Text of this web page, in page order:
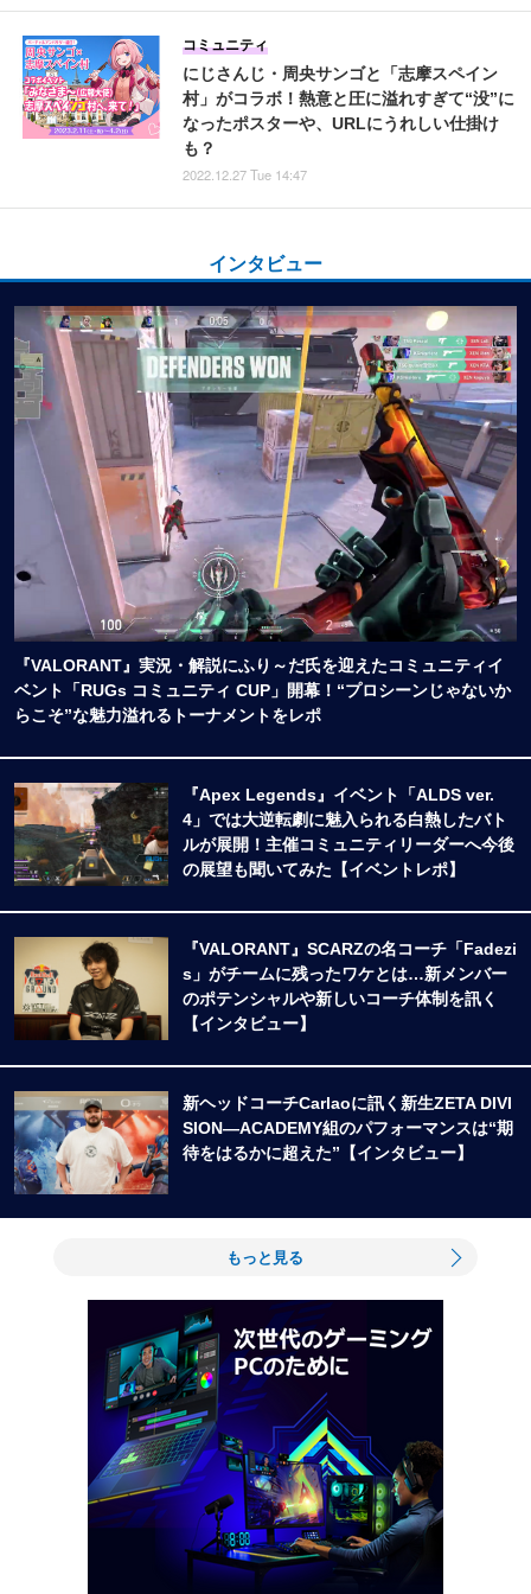
にじさんじ・周央サンゴと「志摩スペイン
村」がコラボ！熱意と圧に溢れすぎて“没”に
なったポスターや、URLにうれしい仕掛け
も？
コミュニティ
2022.12.27 Tue 14:47
インタビュー
『VALORANT』実況・解説にふり～だ氏を迎えたコミュニティイ
ベント「RUGs コミュニティ CUP」開幕！“プロシーンじゃないか
らこそ”な魅力溢れるトーナメントをレポ
『Apex Legends』イベント「ALDS ver.
4」では大逆転劇に魅入られる白熱したバト
ルが展開！主催コミュニティリーダーへ今後
の展望も聞いてみた【イベントレポ】
『VALORANT』SCARZの名コーチ「Fadezi
s」がチームに残ったワケとは…新メンバー
のポテンシャルや新しいコーチ体制を訊く
【インタビュー】
新ヘッドコーチCarlaoに訊く新生ZETA DIVI
SION―ACADEMY組のパフォーマンスは“期
待をはるかに超えた”【インタビュー】
もっと見る